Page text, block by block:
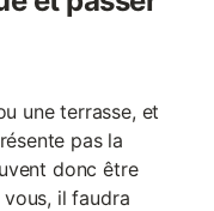
une terrasse, et
pas la
donc être
il faudra